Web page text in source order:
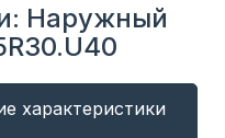
Наружный
характеристики